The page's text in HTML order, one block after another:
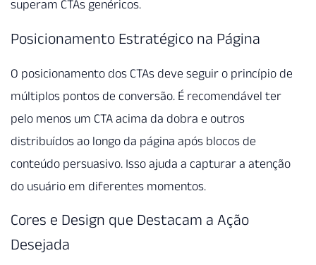
superam CTAs genéricos.
Posicionamento Estratégico na Página
O posicionamento dos CTAs deve seguir o princípio de
múltiplos pontos de conversão. É recomendável ter
pelo menos um CTA acima da dobra e outros
distribuídos ao longo da página após blocos de
conteúdo persuasivo. Isso ajuda a capturar a atenção
do usuário em diferentes momentos.
Cores e Design que Destacam a Ação
Desejada